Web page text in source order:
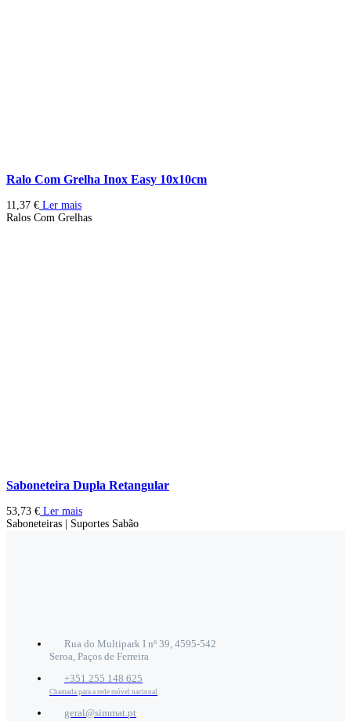
Ralo Com Grelha Inox Easy 10x10cm
11,37 € Ler mais
Ralos Com Grelhas
Saboneteira Dupla Retangular
53,73 € Ler mais
Saboneteiras | Suportes Sabão
Rua do Multipark I nº 39, 4595-542
Seroa, Paços de Ferreira
+351 255 148 625
Chamada para a rede móvel nacional
geral@simmat.pt